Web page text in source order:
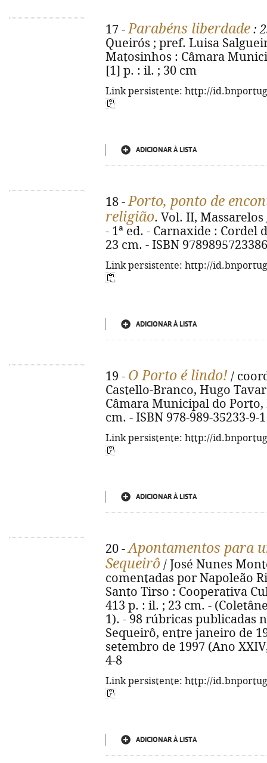
17 -Parabéns liberdade :
Queirós ; pref. Luisa
Matosinhos : Câmara
[1] p. : il. ; 30 cm
Link persistente: http://
ADICIONAR À LISTA
18 -Porto, ponto de
religião. Vol. II,
- 1ª ed. - Carnaxide : Cordel
23 cm. - ISBN 9789895723386
Link persistente: http://
ADICIONAR À LISTA
19 - O Porto é lindo! /
Castello-Branco, Hugo
Câmara Municipal do Porto,
cm. - ISBN 978-989-35233-9-1
Link persistente: http://
ADICIONAR À LISTA
20 -Apontamentos para
Sequeirô / José Nunes
comentadas por Napoleão
Santo Tirso : Cooperativa
413 p. : il. ; 23 cm. -
1). - 98 rúbricas publicadas
Sequeirô, entre janeiro de
setembro de 1997 (Ano
4-8
Link persistente: http://
ADICIONAR À LISTA